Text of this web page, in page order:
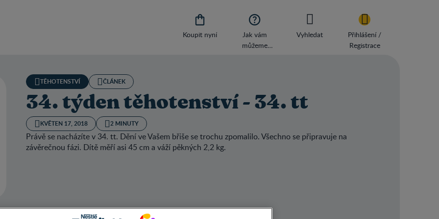

Koupit nyní

Jak vám
můžeme
Vyhledat
Přihlášení /
Registrace
TĚHOTENSTVÍ ČLÁNEK
34. týden těhotenství - 34. tt
KVĚTEN 17, 2018 2 MINUTY
Právě se nacházíte v 34. tt. Dění ve Vašem břiše se trochu zpomalilo. Všechno se připravuje na
závěrečnou fázi. Dítě měří asi 45 cm a váží pěkných 2,2 kg.